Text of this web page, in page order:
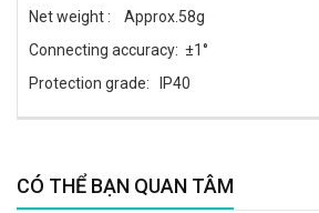
Net weight : Approx.58g
Connecting accuracy: ±1°
Protection grade: IP40
CÓ THỂ BẠN QUAN TÂM